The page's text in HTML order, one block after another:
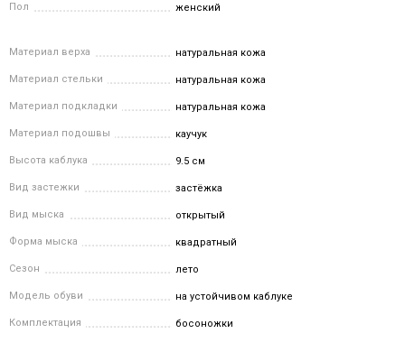
Пол женский
Материал верха натуральная кожа
Материал стельки натуральная кожа
Материал подкладки натуральная кожа
Материал подошвы каучук
Высота каблука 9.5 см
Вид застежки застёжка
Вид мыска открытый
Форма мыска квадратный
Сезон лето
Модель обуви на устойчивом каблуке
Комплектация босоножки